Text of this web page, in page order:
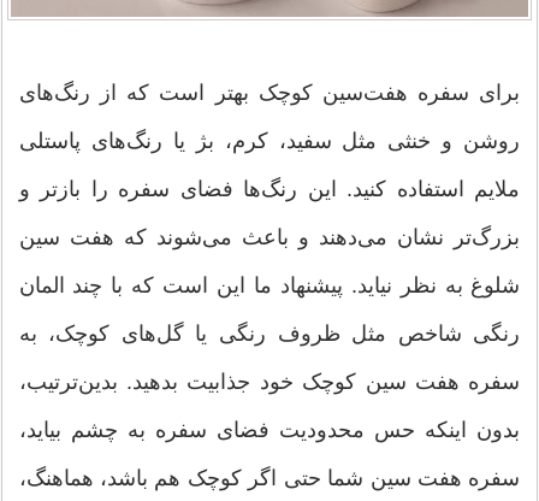
برای سفره هفت‌سین کوچک بهتر است که از رنگ‌های
روشن و خنثی مثل سفید، کرم، بژ یا رنگ‌های پاستلی
ملایم استفاده کنید. این رنگ‌ها فضای سفره را بازتر و
بزرگ‌تر نشان می‌دهند و باعث می‌شوند که هفت سین
شلوغ به نظر نیاید. پیشنهاد ما این است که با چند المان
رنگی شاخص مثل ظروف رنگی یا گل‌های کوچک، به
سفره هفت سین کوچک خود جذابیت بدهید. بدین‌ترتیب،
بدون اینکه حس محدودیت فضای سفره به چشم بیاید،
سفره هفت سین شما حتی اگر کوچک هم باشد، هماهنگ،